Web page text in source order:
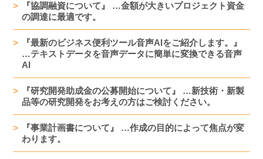
『協調融資について』 …金額が大きいプロジェクト資金
の調達に最適です。
『最新のビジネス便利ツール音声AIをご紹介します。』
…テキストデータを音声データに簡単に変換できる音声
AI
『研究開発助成金の公募開始について』 …新技術・新製
品等の研究開発をお考えの方はご検討ください。
『事業計画書について』 …作成の目的によって焦点が変
わります。